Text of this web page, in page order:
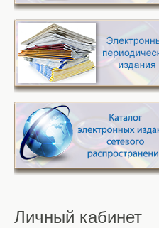
Личный кабинет